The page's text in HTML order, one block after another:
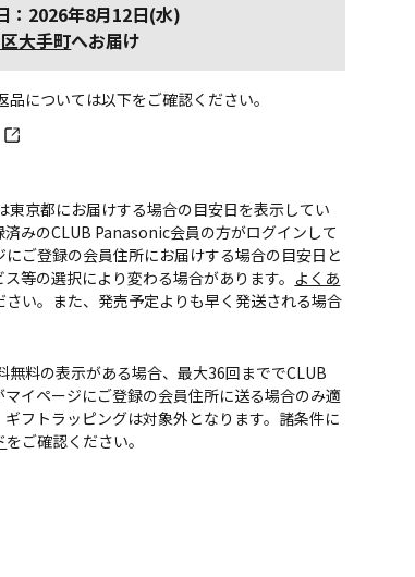
：2026年8月12日(水)
大手町へお届け
については以下をご確認ください。
京都にお届けする場合の目安日を表示してい
済みのCLUB Panasonic会員の方がログインして
ご登録の会員住所にお届けする場合の目安日と
等の選択により変わる場合があります。 よくあ
さい。また、発売予定よりも早く発送される場合
無料の表示がある場合、最大36回まででCLUB
イページにご登録の会員住所に送る場合のみ適
フトラッピングは対象外となります。諸条件に
をご確認ください。